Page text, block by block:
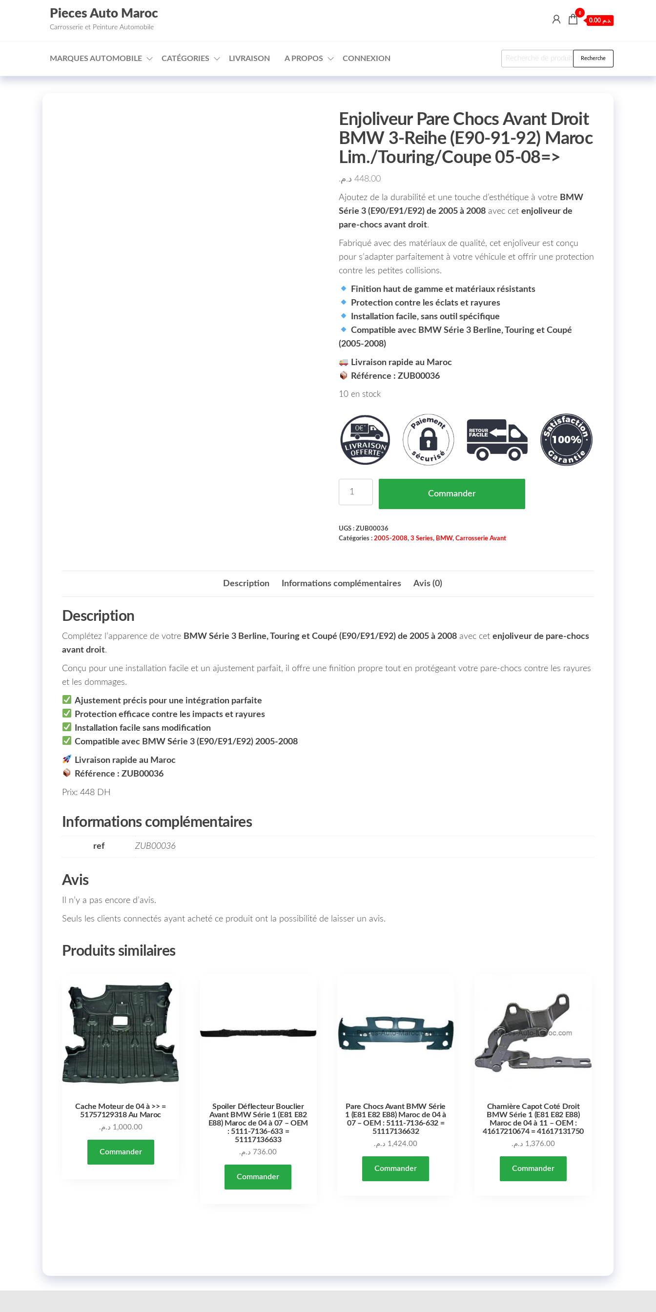
□
Aller au contenu
Pieces Auto Maroc
Carrosserie et Peinture Automobile
0
0.00 د.م.
MARQUES AUTOMOBILE CATÉGORIES LIVRAISON A PROPOS CONNEXION Recherche pour : Recherche
Enjoliveur Pare Chocs Avant Droit
BMW 3-Reihe (E90-91-92) Maroc
Lim./Touring/Coupe 05-08=>
448.00 د.م.
Ajoutez de la durabilité et une touche d’esthétique à votre BMW
Série 3 (E90/E91/E92) de 2005 à 2008avec cet enjoliveur de
pare-chocs avant droit.
Fabriqué avec des matériaux de qualité, cet enjoliveur est conçu
pour s’adapter parfaitement à votre véhicule et offrir une protection
contre les petites collisions.
Finition haut de gamme et matériaux résistants
Protection contre les éclats et rayures
Installation facile, sans outil spécifique
Compatible avec BMW Série 3 Berline, Touring et Coupé
(2005-2008)
Livraison rapide au Maroc
Référence : ZUB00036
10 en stock
Commander
UGS : ZUB00036
Catégories : 2005-2008, 3 Series, BMW, Carrosserie Avant
Description Informations complémentaires Avis (0)
Description
Complétez l’apparence de votre BMW Série 3 Berline, Touring et Coupé (E90/E91/E92) de 2005 à 2008 avec cet enjoliveur de pare-chocs
avant droit.
Conçu pour une installation facile et un ajustement parfait, il offre une finition propre tout en protégeant votre pare-chocs contre les rayures
et les dommages.
Ajustement précis pour une intégration parfaite
Protection efficace contre les impacts et rayures
Installation facile sans modification
Compatible avec BMW Série 3 (E90/E91/E92) 2005-2008
Livraison rapide au Maroc
Référence : ZUB00036
Prix: 448 DH
Informations complémentaires
ref ZUB00036
Avis
Il n’y a pas encore d’avis.
Seuls les clients connectés ayant acheté ce produit ont la possibilité de laisser un avis.
Produits similaires
Cache Moteur de 04 à >> =
51757129318 Au Maroc
1,000.00 د.م.
Commander
Spoiler Déflecteur Bouclier
Avant BMW Série 1 (E81 E82
E88) Maroc de 04 à 07 – OEM
: 5111-7136-633 =
51117136633
736.00 د.م.
Commander
Pare Chocs Avant BMW Série
1 (E81 E82 E88) Maroc de 04 à
07 – OEM : 5111-7136-632 =
51117136632
1,424.00 د.م.
Commander
Charnière Capot Coté Droit
BMW Série 1 (E81 E82 E88)
Maroc de 04 à 11 – OEM :
41617210674 = 41617131750
1,376.00 د.م.
Commander